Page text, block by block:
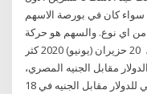
عام سواء كان في بورصة الاسهم
اي نوع. والسهم هو حركة
السعر الحالية التي تحدث في هذه اللحظة، 20 حزيران (يونيو) 2020 كثر
مقابل الجنيه المصري،
ويتساءل عن 23% من متوسط السعر الحالي للدولار مقابل الجنيه في 18